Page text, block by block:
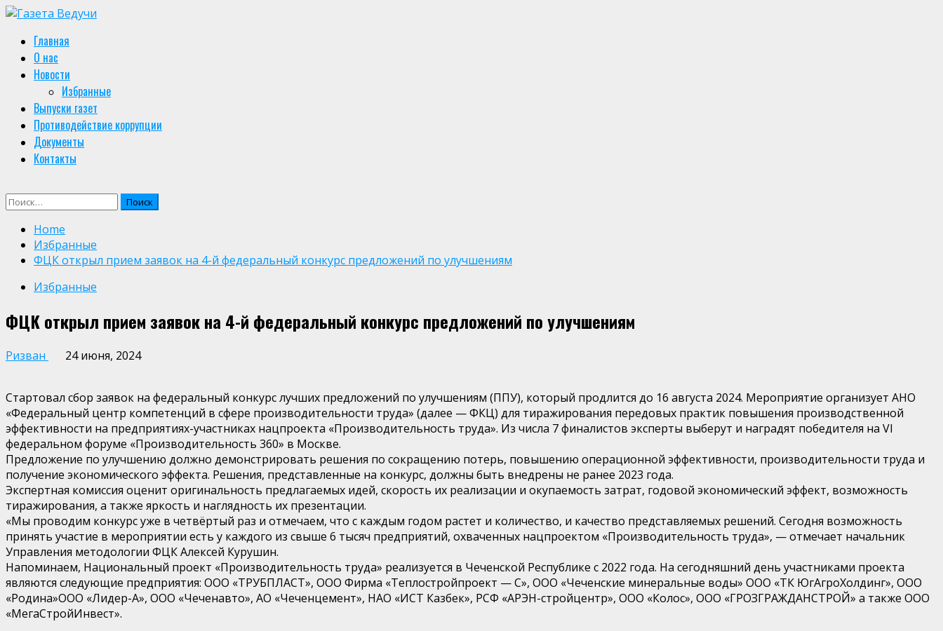
Skip
content
Primary
Menu
Главная
О нас
Новости
Избранные
Выпуски газет
Противодействие коррупции
Документы
Контакты
Найти:
Home
Избранные
ФЦК открыл прием заявок на 4-й федеральный конкурс предложений по улучшениям
Избранные
ФЦК открыл прием заявок на 4-й федеральный конкурс предложений по улучшениям
Ризван 24 июня, 2024
Стартовал сбор заявок на федеральный конкурс лучших предложений по улучшениям (ППУ), который продлится до 16 августа 2024. Мероприятие организует АНО
«Федеральный центр компетенций в сфере производительности труда» (далее — ФКЦ) для тиражирования передовых практик повышения производственной
эффективности на предприятиях-участниках нацпроекта «Производительность труда». Из числа 7 финалистов эксперты выберут и наградят победителя на VI
федеральном форуме «Производительность 360» в Москве.
Предложение по улучшению должно демонстрировать решения по сокращению потерь, повышению операционной эффективности, производительности труда и
получение экономического эффекта. Решения, представленные на конкурс, должны быть внедрены не ранее 2023 года.
Экспертная комиссия оценит оригинальность предлагаемых идей, скорость их реализации и окупаемость затрат, годовой экономический эффект, возможность
тиражирования, а также яркость и наглядность их презентации.
«Мы проводим конкурс уже в четвёртый раз и отмечаем, что с каждым годом растет и количество, и качество представляемых решений. Сегодня возможность
принять участие в мероприятии есть у каждого из свыше 6 тысяч предприятий, охваченных нацпроектом «Производительность труда», — отмечает начальник
Управления методологии ФЦК Алексей Курушин.
Напоминаем, Национальный проект «Производительность труда» реализуется в Чеченской Республике с 2022 года. На сегодняшний день участниками проекта
являются следующие предприятия: ООО «ТРУБПЛАСТ», ООО Фирма «Теплостройпроект — С», ООО «Чеченские минеральные воды» ООО «ТК ЮгАгроХолдинг», ООО
«Родина»ООО «Лидер-А», ООО «Чеченавто», АО «Чеченцемент», НАО «ИСТ Казбек», РСФ «АРЭН-стройцентр», ООО «Колос», ООО «ГРОЗГРАЖДАНСТРОЙ» а также ООО
«МегаСтройИнвест».